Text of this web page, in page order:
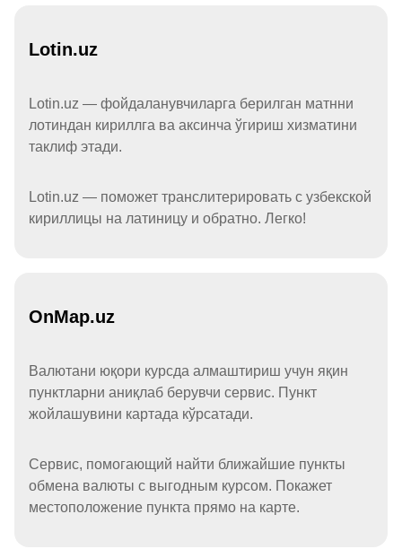
Lotin.uz
Lotin.uz — фойдаланувчиларга берилган матнни
лотиндан кириллга ва аксинча ўгириш хизматини
таклиф этади.
Lotin.uz — поможет транслитерировать с узбекской
кириллицы на латиницу и обратно. Легко!
OnMap.uz
Валютани юқори курсда алмаштириш учун яқин
пунктларни аниқлаб берувчи сервис. Пункт
жойлашувини картада кўрсатади.
Сервис, помогающий найти ближайшие пункты
обмена валюты с выгодным курсом. Покажет
местоположение пункта прямо на карте.